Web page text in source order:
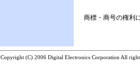
商標・商号の権利
Copyright (C) 2006 Digital Electronics Corporation All